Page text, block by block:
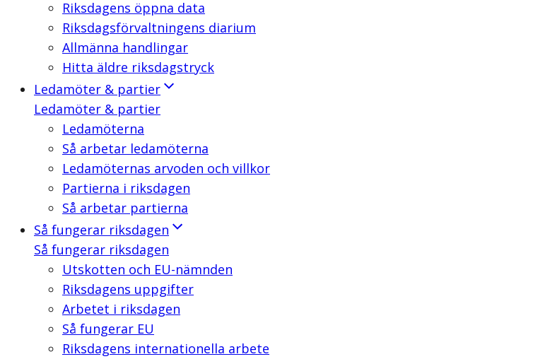
Riksdagens öppna data
Riksdagsförvaltningens diarium
Allmänna handlingar
Hitta äldre riksdagstryck
Ledamöter & partier
Ledamöter & partier
Ledamöterna
Så arbetar ledamöterna
Ledamöternas arvoden och villkor
Partierna i riksdagen
Så arbetar partierna
Så fungerar riksdagen
Så fungerar riksdagen
Utskotten och EU-nämnden
Riksdagens uppgifter
Arbetet i riksdagen
Så fungerar EU
Riksdagens internationella arbete